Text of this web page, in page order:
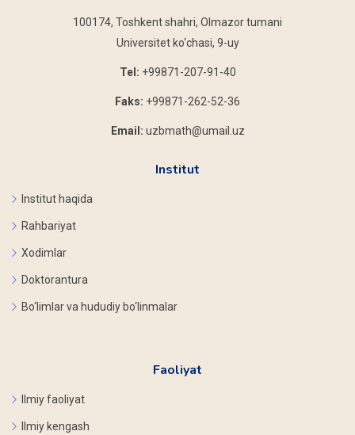
100174, Toshkent shahri, Olmazor tumani
Universitet ko‘chasi, 9-uy
Tel: +99871-207-91-40
Faks: +99871-262-52-36
Email: uzbmath@umail.uz
Institut
Institut haqida
Rahbariyat
Xodimlar
Doktorantura
Bo‘limlar va hududiy bo‘linmalar
Faoliyat
Ilmiy faoliyat
Ilmiy kengash